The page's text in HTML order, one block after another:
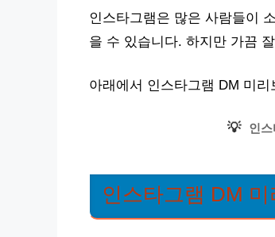
인스타그램은 많은 사람들이
을 수 있습니다. 하지만 가끔
아래에서 인스타그램 DM 미
💡 인
인스타그램 DM